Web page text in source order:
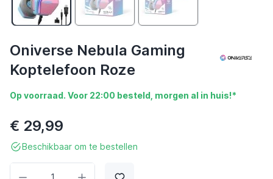
Oniverse Nebula Gaming
Koptelefoon Roze
Op voorraad. Voor 22:00 besteld, morgen al in huis!*
€ 29,99
Beschikbaar om te bestellen